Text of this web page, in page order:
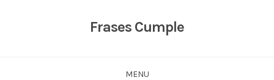
Frases Cumple
MENU